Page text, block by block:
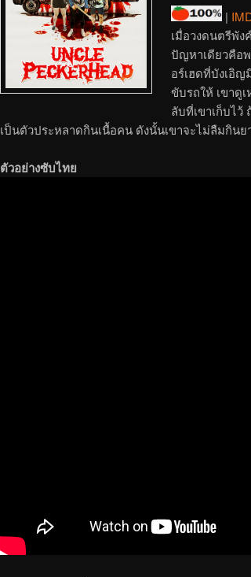
|
เมื่อวงดนตรีพัง
ปัญหาเดียวคือพ
อร์เฮดที่บังเอิ
ขับรถให้ เขาดู
ลับที่เขาเก็บไว้
เป็นตัวประหลาดกินเนื้อคน ดังนั้นเขาจะไม่ลืมกินย
ตัวอย่างซับไทย